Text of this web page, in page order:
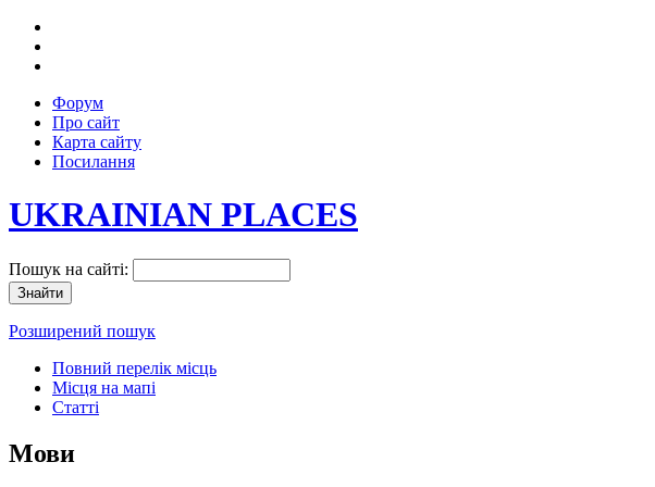
Форум
Про сайт
Карта сайту
Посилання
UKRAINIAN PLACES
Пошук на сайті:
Розширений пошук
Повний перелік місць
Місця на мапі
Статті
Мови